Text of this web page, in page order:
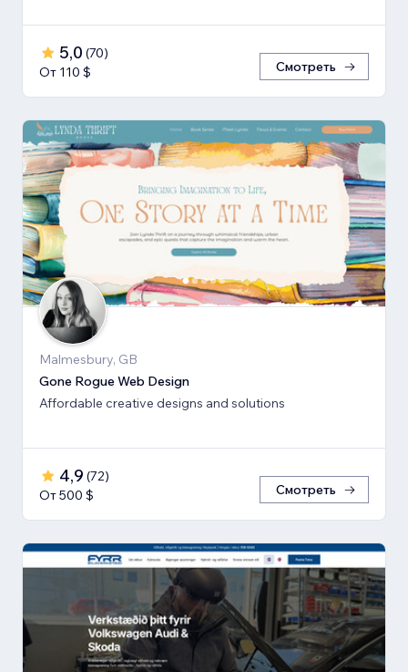
5,0 (70)
От 110 $
Смотреть
Malmesbury, GB
Gone Rogue Web Design
Affordable creative designs and solutions
4,9 (72)
От 500 $
Смотреть